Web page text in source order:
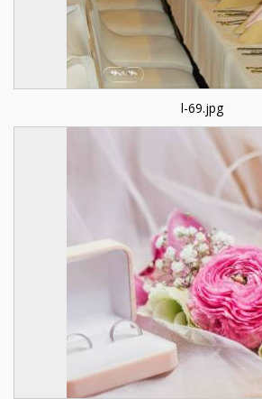
l-69.jpg